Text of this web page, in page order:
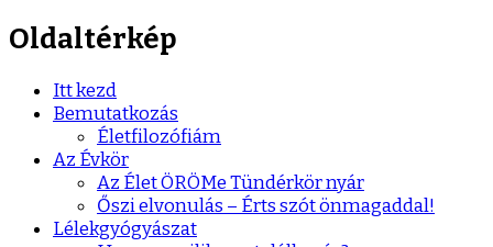
Oldaltérkép
Itt kezd
Bemutatkozás
Életfilozófiám
Az Évkör
Az Élet ÖRÖMe Tündérkör nyár
Őszi elvonulás – Érts szót önmagaddal!
Lélekgyógyászat